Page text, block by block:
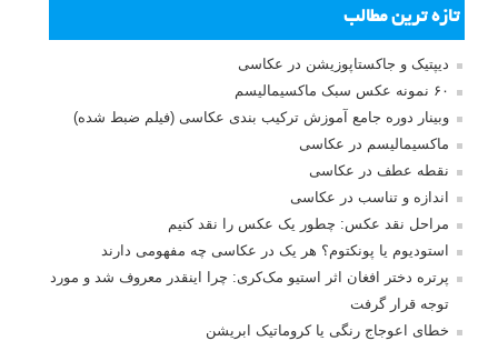
تازه ترین مطالب
دیپتیک و جاکستا‌پوزیشن در عکاسی
۶۰ نمونه عکس سبک ماکسیمالیسم
وبینار دوره جامع آموزش ترکیب بندی عکاسی (فیلم ضبط شده)
ماکسیمالیسم در عکاسی
نقطه عطف در عکاسی
اندازه و تناسب در عکاسی
مراحل نقد عکس: چطور یک عکس را نقد کنیم
استودیوم یا پونکتوم؟ هر یک در عکاسی چه مفهومی دارند
پرتره دختر افغان اثر استیو مک‌کری: چرا اینقدر معروف شد و مورد
توجه قرار گرفت
خطای اعوجاج رنگی یا کروماتیک ابریشن